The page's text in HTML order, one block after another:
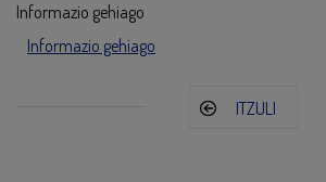
Informazio gehiago
Informazio gehiago
ITZULI